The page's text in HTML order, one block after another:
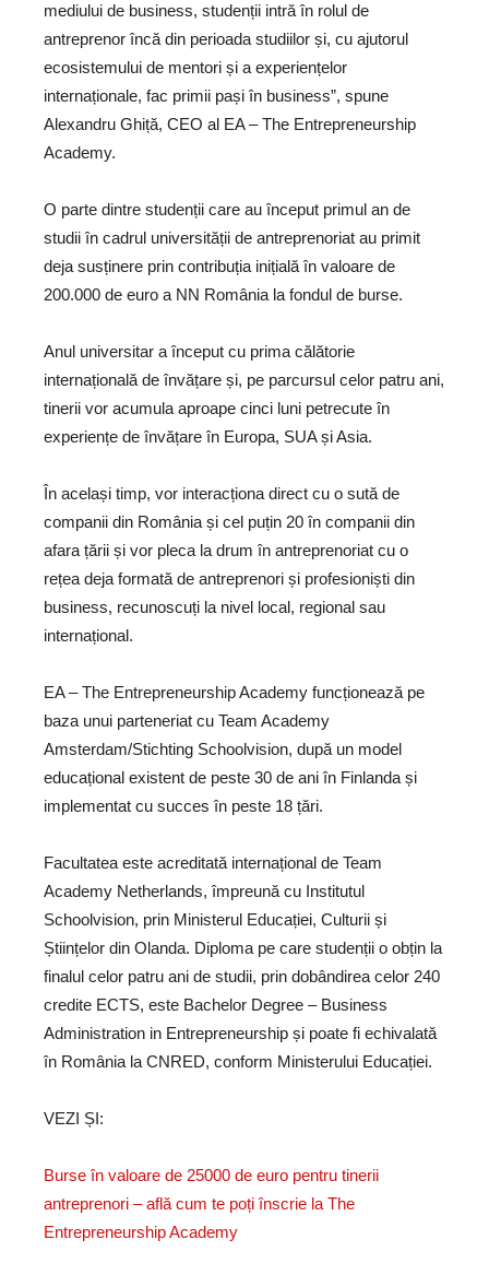
mediului de business, studenții intră în rolul de
antreprenor încă din perioada studiilor și, cu ajutorul
ecosistemului de mentori și a experiențelor
internaționale, fac primii pași în business”, spune
Alexandru Ghiță, CEO al EA – The Entrepreneurship
Academy.
O parte dintre studenții care au început primul an de
studii în cadrul universității de antreprenoriat au primit
deja susținere prin contribuția inițială în valoare de
200.000 de euro a NN România la fondul de burse.
Anul universitar a început cu prima călătorie
internațională de învățare și, pe parcursul celor patru ani,
tinerii vor acumula aproape cinci luni petrecute în
experiențe de învățare în Europa, SUA și Asia.
În același timp, vor interacționa direct cu o sută de
companii din România și cel puțin 20 în companii din
afara țării și vor pleca la drum în antreprenoriat cu o
rețea deja formată de antreprenori și profesioniști din
business, recunoscuți la nivel local, regional sau
internațional.
EA – The Entrepreneurship Academy funcționează pe
baza unui parteneriat cu Team Academy
Amsterdam/Stichting Schoolvision, după un model
educațional existent de peste 30 de ani în Finlanda și
implementat cu succes în peste 18 țări.
Facultatea este acreditată internațional de Team
Academy Netherlands, împreună cu Institutul
Schoolvision, prin Ministerul Educației, Culturii și
Științelor din Olanda. Diploma pe care studenții o obțin la
finalul celor patru ani de studii, prin dobândirea celor 240
credite ECTS, este Bachelor Degree – Business
Administration in Entrepreneurship și poate fi echivalată
în România la CNRED, conform Ministerului Educației.
VEZI ȘI:
Burse în valoare de 25000 de euro pentru tinerii
antreprenori – află cum te poți înscrie la The
Entrepreneurship Academy